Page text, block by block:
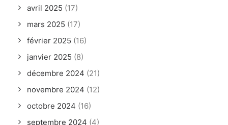
avril 2025 (17)
mars 2025 (17)
février 2025 (16)
janvier 2025 (8)
décembre 2024 (21)
novembre 2024 (12)
octobre 2024 (16)
septembre 2024 (4)